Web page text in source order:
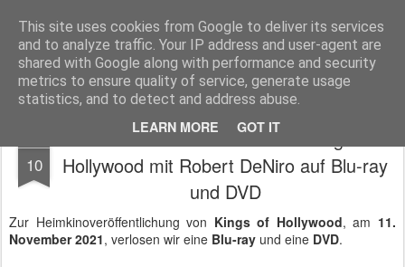
This site uses cookies from Google to deliver its services
and to analyze traffic. Your IP address and user-agent are
shared with Google along with performance and security
metrics to ensure quality of service, generate usage
statistics, and to detect and address abuse.
LEARN MORE GOT IT
MyKinoTrailer
Pages
10
Gewinnt die Action-Komödie Kings of
Hollywood mit Robert DeNiro auf Blu-ray
und DVD
Zur Heimkinoveröffentlichung von Kings of Hollywood, am 11.
November 2021, verlosen wir eine Blu-ray und eine DVD.